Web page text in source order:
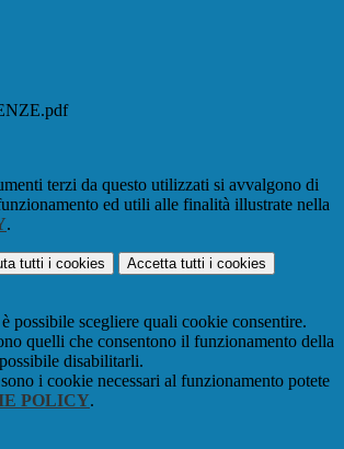
terzi da questo utilizzati si avvalgono di
ed utili alle finalità illustrate nella
.
tutti i cookies Accetta tutti i cookies
possibile scegliere quali cookie consentire.
quelli che consentono il funzionamento della
disabilitarli.
i cookie necessari al funzionamento potete
POLICY.